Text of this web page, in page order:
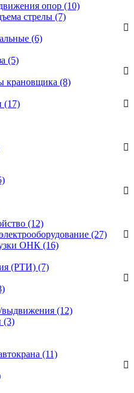
опор (10)
стрелы (7)
(6)
(5)
крановщика (8)
(17)
(12)
(27)
ОНК (16)
(РТИ) (7)
выдвижения (12)
(3)
(11)